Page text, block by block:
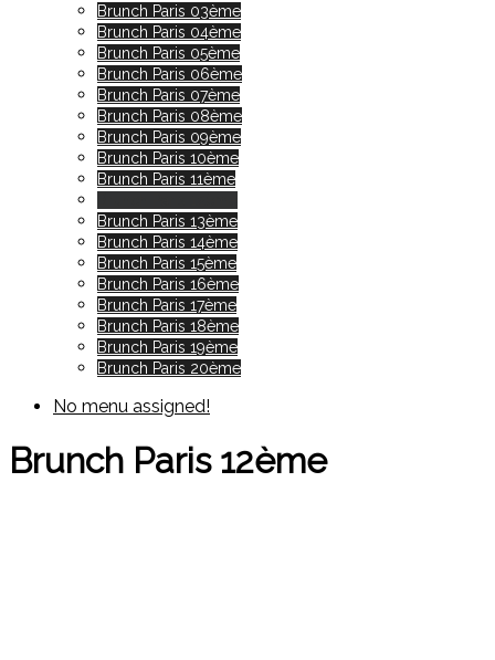
Brunch Paris 03ème
Brunch Paris 04ème
Brunch Paris 05ème
Brunch Paris 06ème
Brunch Paris 07ème
Brunch Paris 08ème
Brunch Paris 09ème
Brunch Paris 10ème
Brunch Paris 11ème
Brunch Paris 13ème
Brunch Paris 14ème
Brunch Paris 15ème
Brunch Paris 16ème
Brunch Paris 17ème
Brunch Paris 18ème
Brunch Paris 19ème
Brunch Paris 20ème
No menu assigned!
Brunch Paris 12ème